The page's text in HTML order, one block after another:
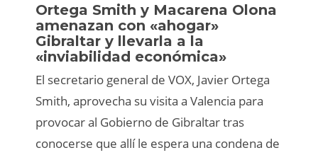
Ortega Smith y Macarena Olona
amenazan con «ahogar»
Gibraltar y llevarla a la
«inviabilidad económica»
El secretario general de VOX, Javier Ortega
Smith, aprovecha su visita a Valencia para
provocar al Gobierno de Gibraltar tras
conocerse que allí le espera una condena de